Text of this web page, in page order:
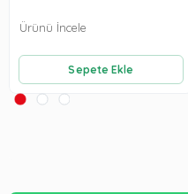
Sepete Ekle
Ürünü İncele